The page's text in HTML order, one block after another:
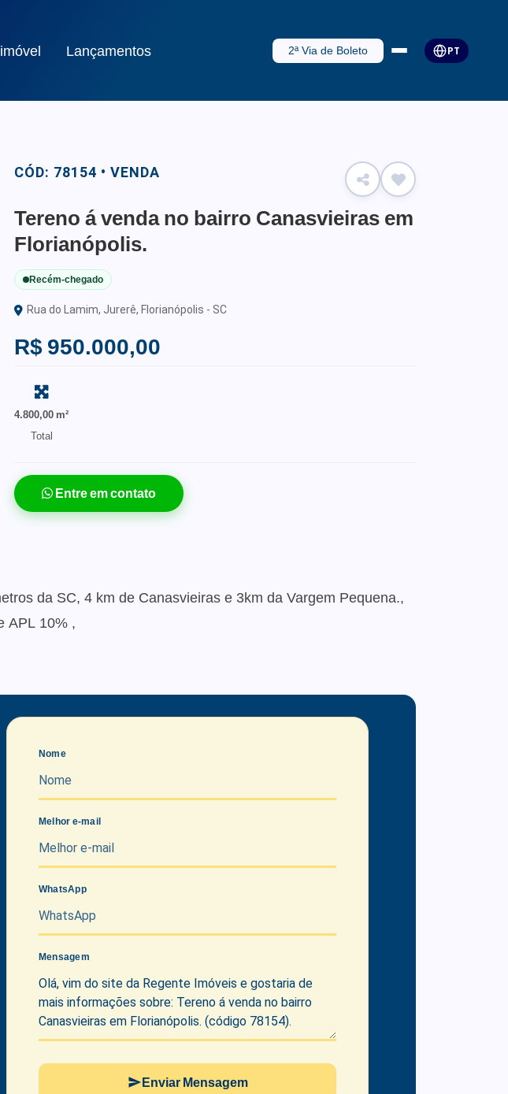
Lançamentos 2ª Via de Boleto PT
CÓD: 78154 • VENDA
Tereno á venda no bairro Canasvieiras em
Florianópolis.
Recém-chegado
Rua do Lamim, Jurerê, Florianópolis - SC
R$ 950.000,00
4.800,00 m²
Total
Entre em contato
da SC, 4 km de Canasvieiras e 3km da Vargem Pequena.,
APL 10% ,
Nome
Melhor e-mail
WhatsApp
Mensagem
Enviar Mensagem